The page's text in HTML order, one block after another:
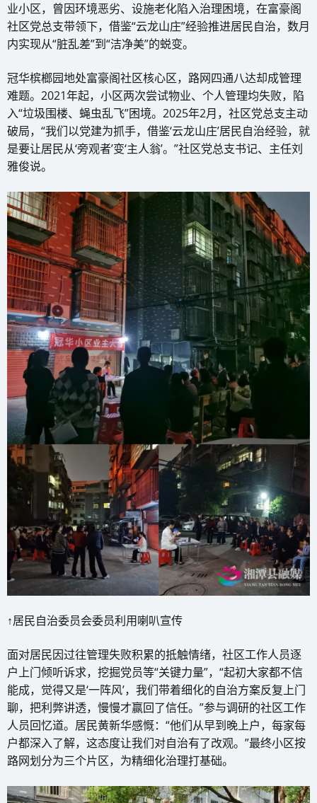
业小区，曾因环境恶劣、设施老化陷入治理困境，在富豪阁
社区党总支带领下，借鉴“云龙山庄”经验推进居民自治，数月
内实现从“脏乱差”到“洁净美”的蜕变。
冠华槟榔园地处富豪阁社区核心区，路网四通八达却成管理
难题。2021年起，小区两次尝试物业、个人管理均失败，陷
入“垃圾围楼、蝇虫乱飞”困境。2025年2月，社区党总支主动
破局，“我们以党建为抓手，借鉴‘云龙山庄’居民自治经验，就
是要让居民从‘旁观者’变‘主人翁’。”社区党总支书记、主任刘
雅俊说。
↑居民自治委员会委员利用喇叭宣传
面对居民因过往管理失败积累的抵触情绪，社区工作人员逐
户上门倾听诉求，挖掘党员等“关键力量”，“起初大家都不信
能成，觉得又是‘一阵风’，我们带着细化的自治方案反复上门
聊，把利弊讲透，慢慢才赢回了信任。”参与调研的社区工作
人员回忆道。居民黄新华感慨：“他们从早到晚上户，每家每
户都深入了解，这态度让我们对自治有了改观。”最终小区按
路网划分为三个片区，为精细化治理打基础。